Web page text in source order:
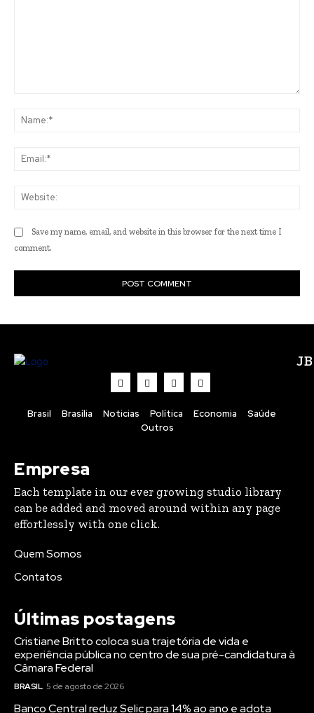
Save my name, email, and website in this browser for the next time I
comment.
Brasil Brasília Noticias Política Economia
Saúde
Outros
Empresa
Each template in our ever growing studio library
can be added and moved around within any page
effortlessly with one click.
Quem Somos
Contatos
Últimas postagens
Cristiane Britto coloca sua trajetória de vida e
experiência pública no centro de sua pré-candidatura à
Câmara Federal
BRASIL 5 de agosto de 2026
Banco Central reduz Selic para 14% ao ano e adota